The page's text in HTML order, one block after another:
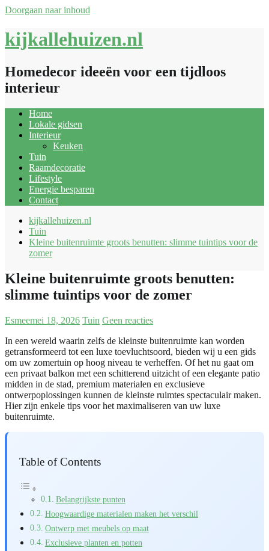
Doorgaan naar inhoud
kijkallehuizen.nl
Homedecor ideeën voor een tijdloos
interieur
Home
Lokale gidsen
Interieur
Keuken
Tuin
Raamdecoratie
Lifestyle
Energie besparen
Contact
kijkallehuizen.nl
Tuin
Kleine buitenruimte groots benutten: slimme tuintips voor de
zomer
Kleine buitenruimte groots benutten:
slimme tuintips voor de zomer
Esmeemei 18, 2026 Tuin Geen reacties
In een wereld waarin zelfs de kleinste buitenruimte kan worden
getransformeerd tot een luxe toevluchtsoord, bieden wij u een gids
om uw zomertuin op hoog niveau te verheffen. Of het nu gaat om
een privaat balkon met een schitterend uitzicht of een elegante patio
midden in de stad, premium materialen en exclusieve
ontwerpoplossingen kunnen de kleinste ruimtes spectaculair maken.
Hier zijn enkele tips voor het maximaliseren van uw luxe
buitenruimte.
Table of Contents
Belangrijkste punten
Hoogwaardige materialen maken het verschil
Ontwerp met meubels op maat
Exclusieve planten en potten